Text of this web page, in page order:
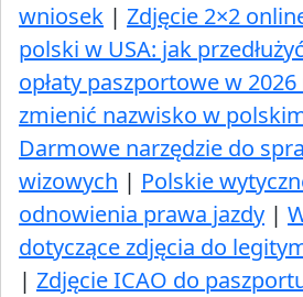
wniosek | Zdjęcie 2×2
polski w USA: jak
opłaty paszportowe w
zmienić nazwisko w
Darmowe narzędzie do
wizowych | Polskie
odnowienia prawa jazdy |
dotyczące zdjęcia do
| Zdjęcie ICAO do